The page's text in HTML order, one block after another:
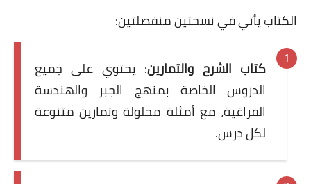
الكتاب يأتي في نسختين منفصلتين:
كتاب الشرح والتمارين: يحتوي على جميع
الدروس الخاصة بمنهج الجبر والهندسة
الفراغية، مع أمثلة محلولة وتمارين متنوعة
لكل درس.